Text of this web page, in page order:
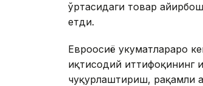
ўртасидаги товар
етди.
Евроосиё ҳукуматлараро
иқтисодий иттифоқининг
чуқурлаштириш, рақамли